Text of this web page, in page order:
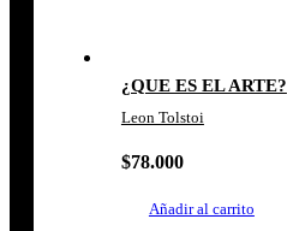
¿QUE ES EL ARTE?
Leon Tolstoi
$78.000
Añadir al carrito